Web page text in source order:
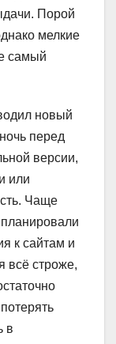
Порой
мелкие
самый
новый
перед
версии,
или
Чаще
к сайтам и
всё строже,
в